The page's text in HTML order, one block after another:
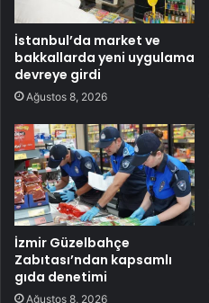
İstanbul’da market ve
bakkallarda yeni uygulama
devreye girdi
Ağustos 8, 2026
İzmir Güzelbahçe
Zabıtası’ndan kapsamlı
gıda denetimi
Ağustos 8, 2026